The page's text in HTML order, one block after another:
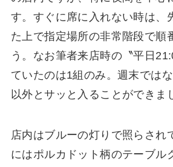
す。すぐに席に入れない時は、
た上で指定場所の非常階段で順
う。なお筆者来店時の〝平日
ていたのは1組のみ。週末ではな
以外とサッと入ることができま
店内はブルーの灯りで照らされ
にはポルカドット柄のテーブル